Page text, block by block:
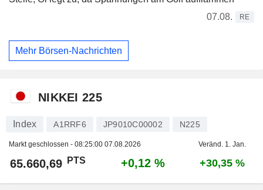
07.08.
RE
Mehr Börsen-Nachrichten
NIKKEI 225
Index A1RRF6 JP9010C00002 N225
Markt geschlossen - 08:25:00 07.08.2026 Veränd. 1. Jan.
65.660,69 PTS +0,12 % +30,35 %